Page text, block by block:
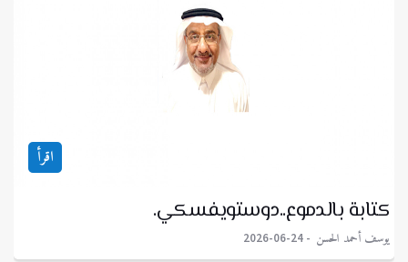
اقرأ
كتابة بالدموع..دوستويفسكي.
يوسف أحمد الحسن 2026-06-24